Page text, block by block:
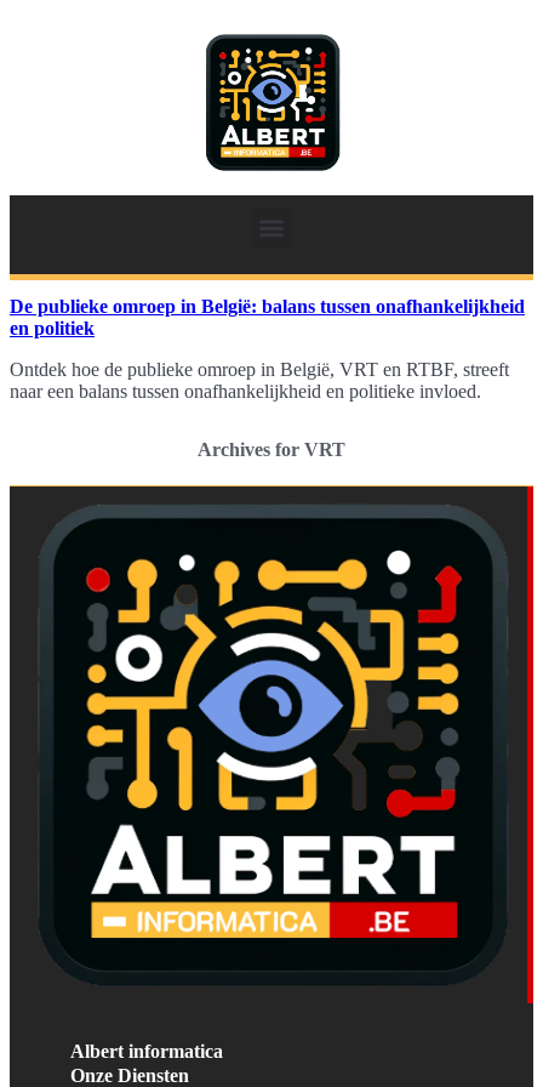
De publieke omroep in België: balans tussen onafhankelijkheid
en politiek
Ontdek hoe de publieke omroep in België, VRT en RTBF, streeft
naar een balans tussen onafhankelijkheid en politieke invloed.
Archives for VRT
Albert informatica
Onze Diensten